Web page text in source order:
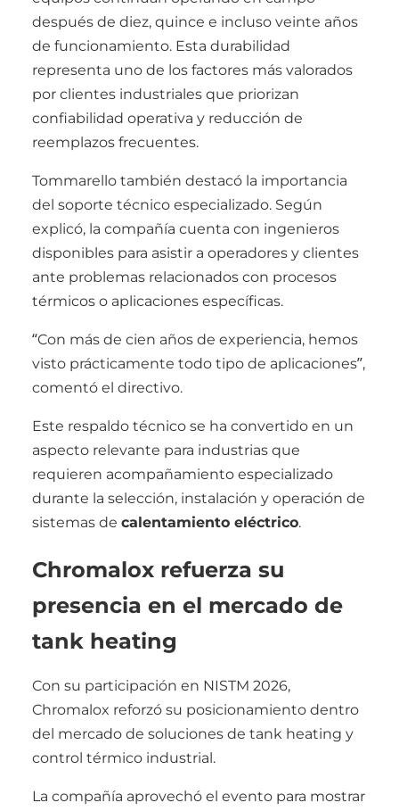
después de diez, quince e incluso veinte años
de funcionamiento. Esta durabilidad
representa uno de los factores más valorados
por clientes industriales que priorizan
confiabilidad operativa y reducción de
reemplazos frecuentes.
Tommarello también destacó la importancia
del soporte técnico especializado. Según
explicó, la compañía cuenta con ingenieros
disponibles para asistir a operadores y clientes
ante problemas relacionados con procesos
térmicos o aplicaciones específicas.
“Con más de cien años de experiencia, hemos
visto prácticamente todo tipo de aplicaciones”,
comentó el directivo.
Este respaldo técnico se ha convertido en un
aspecto relevante para industrias que
requieren acompañamiento especializado
durante la selección, instalación y operación de
sistemas de calentamiento eléctrico.
Chromalox refuerza su
presencia en el mercado de
tank heating
Con su participación en NISTM 2026,
Chromalox reforzó su posicionamiento dentro
del mercado de soluciones de tank heating y
control térmico industrial.
La compañía aprovechó el evento para mostrar